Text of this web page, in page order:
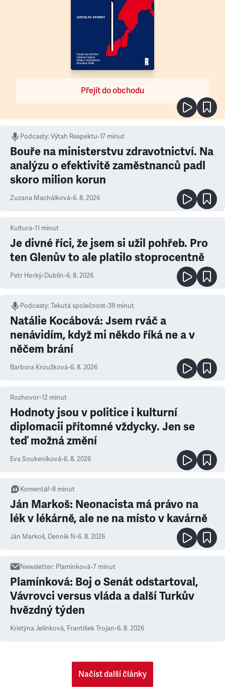
Přejít do obchodu
Podcasty:Výtah Respektu•17 minut
Bouře na ministerstvu zdravotnictví. Na
analýzu o efektivitě zaměstnanců padl
skoro milion korun
Zuzana Machálková•6. 8. 2026
Kultura•11 minut
Je divné říci, že jsem si užil pohřeb. Pro
ten Glenův to ale platilo stoprocentně
Petr Horký•Dublin•6. 8. 2026
Podcasty:Tekutá společnost•39 minut
Natálie Kocábová: Jsem rváč a
nenávidím, když mi někdo říká ne a v
něčem brání
Barbora Kroužková•6. 8. 2026
Rozhovor•12 minut
Hodnoty jsou v politice i kulturní
diplomacii přítomné vždycky. Jen se
teď možná změní
Eva Soukeníková•6. 8. 2026
Komentář•8 minut
Ján Markoš: Neonacista má právo na
lék v lékárně, ale ne na místo v kavárně
Ján Markoš, Denník N•6. 8. 2026
Newsletter: Plamínková•7 minut
Plamínková: Boj o Senát odstartoval,
Vávrovci versus vláda a další Turkův
hvězdný týden
Kristýna Jelínková, František Trojan•6. 8. 2026
Načíst další články